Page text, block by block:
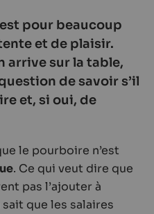
pour beaucoup
et de plaisir.
arrive sur la table,
de savoir s’il
et, si oui, de
le pourboire n’est
. Ce qui veut dire que
pas l’ajouter à
que les salaires